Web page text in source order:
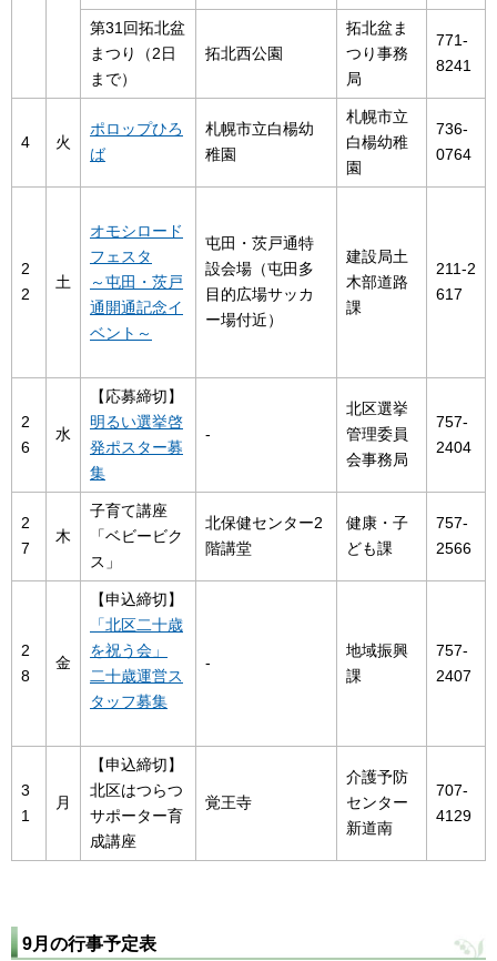
第31回拓北盆
まつり（2日
まで）
拓北西公園
拓北盆ま
つり事務
局
771-
8241
4 火
ポロップひろ
ば
札幌市立白楊幼
稚園
札幌市立
白楊幼稚
園
736-
0764
2
2
土
オモシロード
フェスタ
～屯田・茨戸
通開通記念イ
ベント～
屯田・茨戸通特
設会場（屯田多
目的広場サッカ
ー場付近）
建設局土
木部道路
課
211-2
617
2
6
水
【応募締切】
明るい選挙啓
発ポスター募
集
-
北区選挙
管理委員
会事務局
757-
2404
2
7
木
子育て講座
「ベビービク
ス」
北保健センター2
階講堂
健康・子
ども課
757-
2566
2
8
金
【申込締切】
「北区二十歳
を祝う会」
二十歳運営ス
タッフ募集
-
地域振興
課
757-
2407
3
1
月
【申込締切】
北区はつらつ
サポーター育
成講座
覚王寺
介護予防
センター
新道南
707-
4129
9月の行事予定表